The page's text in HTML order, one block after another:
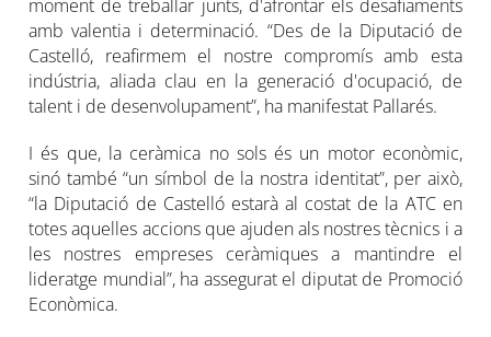
moment de treballar junts, d'afrontar els desafiaments
amb valentia i determinació. “Des de la Diputació de
Castelló, reafirmem el nostre compromís amb esta
indústria, aliada clau en la generació d'ocupació, de
talent i de desenvolupament”, ha manifestat Pallarés.
I és que, la ceràmica no sols és un motor econòmic,
sinó també “un símbol de la nostra identitat”, per això,
“la Diputació de Castelló estarà al costat de la ATC en
totes aquelles accions que ajuden als nostres tècnics i a
les nostres empreses ceràmiques a mantindre el
lideratge mundial”, ha assegurat el diputat de Promoció
Econòmica.